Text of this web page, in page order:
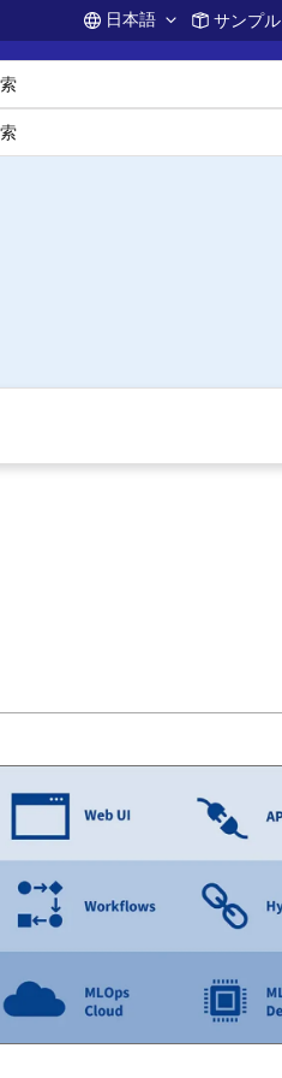
Account
日本語 サンプル